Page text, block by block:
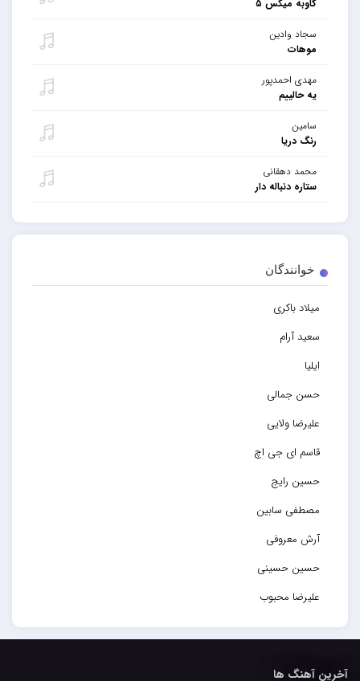
کاوبه میکس ۵
سجاد وادین
موهات
مهدی احمدپور
یه حالییم
سامین
رنگ دریا
محمد دهقانی
ستاره دنباله دار
خوانندگان
میلاد باکری
سعید آرام
ایلیا
حسن جمالی
علیرضا ولایی
قاسم ای جی اچ
حسین رایج
مصطفی سابین
آرش معروفی
حسین حسینی
علیرضا محبوب
حسین حصارکی
آخرین آهنگ ها